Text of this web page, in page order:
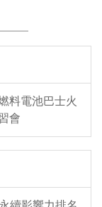
料電池巴士火
會